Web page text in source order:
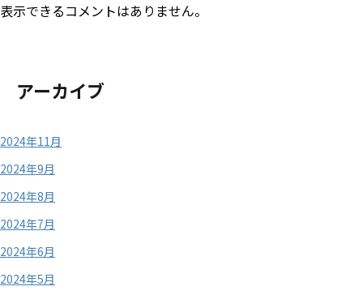
表示できるコメントはありません。
アーカイブ
2024年11月
2024年9月
2024年8月
2024年7月
2024年6月
2024年5月